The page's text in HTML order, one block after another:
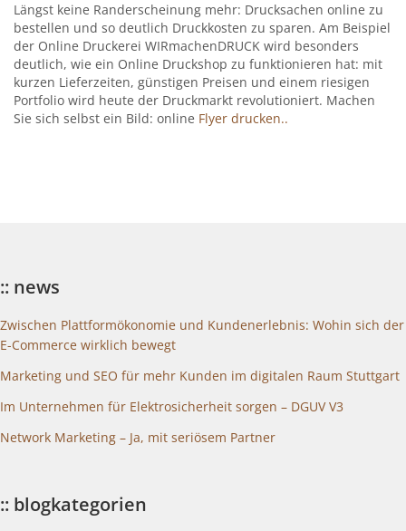
Längst keine Randerscheinung mehr: Drucksachen online zu
bestellen und so deutlich Druckkosten zu sparen. Am Beispiel
der Online Druckerei WIRmachenDRUCK wird besonders
deutlich, wie ein Online Druckshop zu funktionieren hat: mit
kurzen Lieferzeiten, günstigen Preisen und einem riesigen
Portfolio wird heute der Druckmarkt revolutioniert. Machen
Sie sich selbst ein Bild: online Flyer drucken..
:: news
Zwischen Plattformökonomie und Kundenerlebnis: Wohin sich der
E-Commerce wirklich bewegt
Marketing und SEO für mehr Kunden im digitalen Raum Stuttgart
Im Unternehmen für Elektrosicherheit sorgen – DGUV V3
Network Marketing – Ja, mit seriösem Partner
:: blogkategorien